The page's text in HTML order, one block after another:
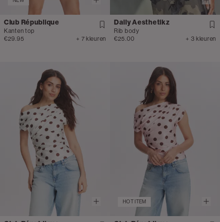
Club République
Kanten top
€29.95
+ 7 kleuren
Daily Aesthetikz
Rib body
€25.00
+ 3 kleuren
HOT ITEM